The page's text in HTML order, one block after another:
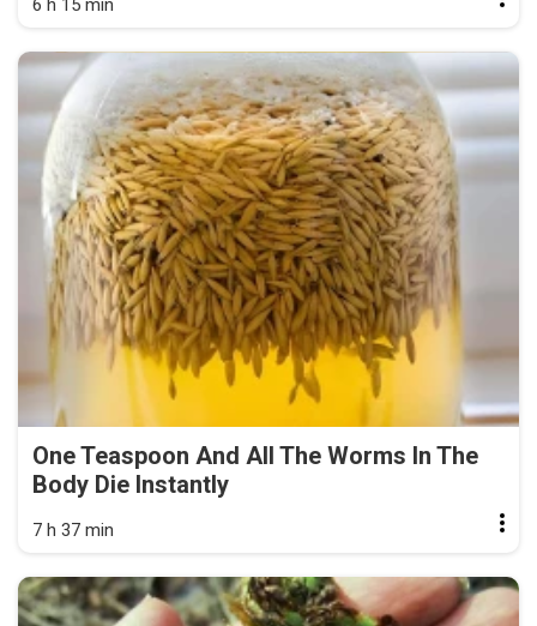
6 h 15 min
One Teaspoon And All The Worms In The
Body Die Instantly
7 h 37 min